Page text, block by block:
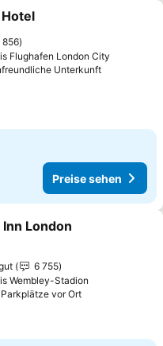
hinzufügen
856
Flughafen London City
UnterkunftPreise
Preise sehen
hinzufügen
London
6 755
Wembley-Stadion
vor OrtPreise sehen